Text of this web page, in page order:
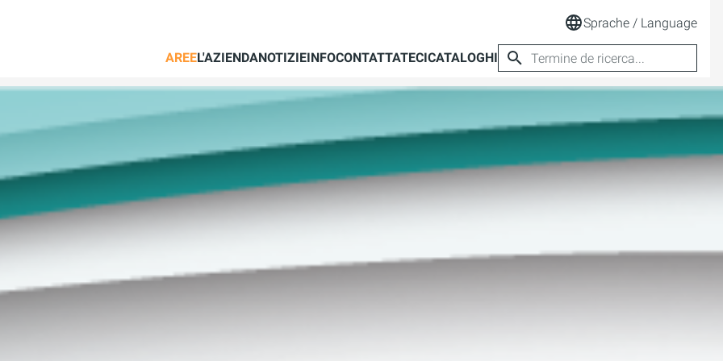
Sprache / Language
AREEL'AZIENDANOTIZIEINFOCONTATTATECICATALOGHI